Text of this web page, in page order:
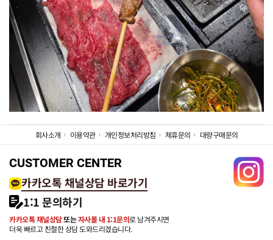
회사소개 이용약관 개인정보처리방침 제휴문의 대량구매문의
CUSTOMER CENTER
카카오톡 채널상담 바로가기
1:1 문의하기
카카오톡 채널상담또는자사몰 내 1:1문의로 남겨주시면
더욱 빠르고 친절한 상담 도와드리겠습니다.